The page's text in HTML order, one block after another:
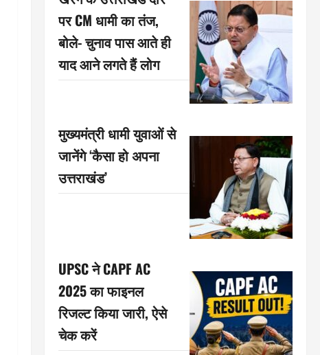
पर CM धामी का तंज,
बोले- चुनाव पास आते ही
याद आने लगते हैं लोग
मुख्यमंत्री धामी युवाओं से
जानेंगे ‘कैसा हो अपना
उत्तराखंड’
UPSC ने CAPF AC
2025 का फाइनल
रिजल्ट किया जारी, ऐसे
चेक करें